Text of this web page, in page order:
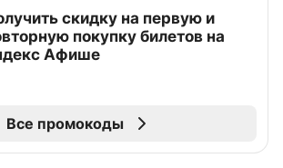
скидку на первую и
покупку билетов на
Афише
Все промокоды